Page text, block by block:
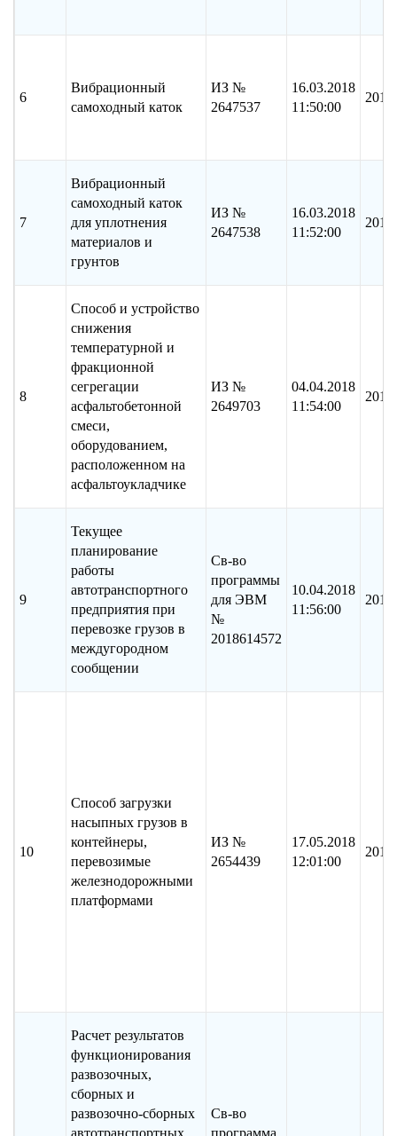
6
Вибрационный
самоходный каток
ИЗ №
2647537
16.03.2018
11:50:00
7
Вибрационный
самоходный каток
для уплотнения
материалов и
грунтов
ИЗ №
2647538
16.03.2018
11:52:00
8
Способ и устройство
снижения
температурной и
фракционной
сегрегации
асфальтобетонной
смеси,
оборудованием,
расположенном на
асфальтоукладчике
ИЗ №
2649703
04.04.2018
11:54:00
9
Текущее
планирование
работы
автотранспортного
предприятия при
перевозке грузов в
междугородном
сообщении
Св-во
программы
для ЭВМ
№
2018614572
10.04.2018
11:56:00
10
Способ загрузки
насыпных грузов в
контейнеры,
перевозимые
железнодорожными
платформами
ИЗ №
2654439
17.05.2018
12:01:00
Расчет результатов
функционирования
развозочных,
сборных и
развозочно-сборных
автотранспортных
Св-во
программа